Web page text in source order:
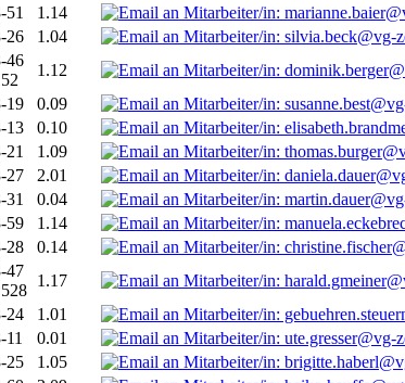
51 1.14
26 1.04
46
1.12
19 0.09
13 0.10
21 1.09
27 2.01
31 0.04
59 1.14
28 0.14
47
1.17
24 1.01
0.01
25 1.05